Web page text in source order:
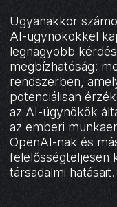
Ugyanakkor
AI-ügynökökkel
legnagyobb
megbízhatóság:
rendszerben,
potenciálisan
az AI-ügynökök
az emberi
OpenAI-nak és
felelősségteljesen
társadalmi hatásait.